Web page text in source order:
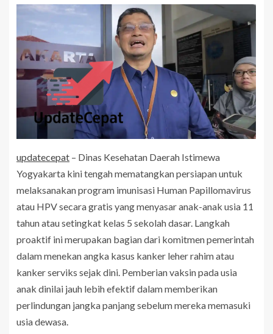
updatecepat – Dinas Kesehatan Daerah Istimewa
Yogyakarta kini tengah mematangkan persiapan untuk
melaksanakan program imunisasi Human Papillomavirus
atau HPV secara gratis yang menyasar anak-anak usia 11
tahun atau setingkat kelas 5 sekolah dasar. Langkah
proaktif ini merupakan bagian dari komitmen pemerintah
dalam menekan angka kasus kanker leher rahim atau
kanker serviks sejak dini. Pemberian vaksin pada usia
anak dinilai jauh lebih efektif dalam memberikan
perlindungan jangka panjang sebelum mereka memasuki
usia dewasa.